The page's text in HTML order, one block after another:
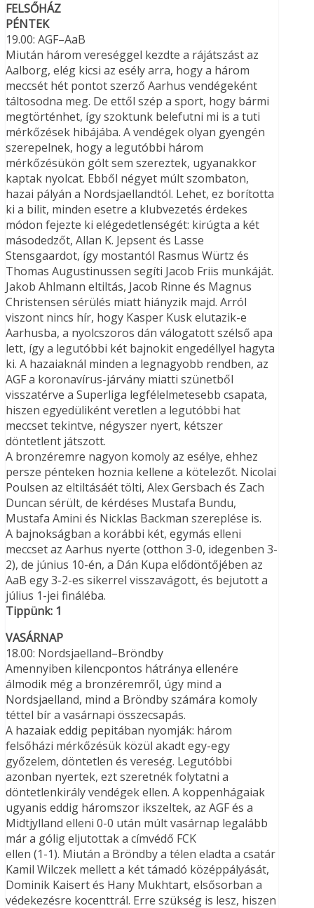
FELSŐHÁZ
PÉNTEK
19.00: AGF–AaB
Miután három vereséggel kezdte a rájátszást az
Aalborg, elég kicsi az esély arra, hogy a három
meccsét hét pontot szerző Aarhus vendégeként
táltosodna meg. De ettől szép a sport, hogy bármi
megtörténhet, így szoktunk belefutni mi is a tuti
mérkőzések hibájába. A vendégek olyan gyengén
szerepelnek, hogy a legutóbbi három
mérkőzésükön gólt sem szereztek, ugyanakkor
kaptak nyolcat. Ebből négyet múlt szombaton,
hazai pályán a Nordsjaellandtól. Lehet, ez borította
ki a bilit, minden esetre a klubvezetés érdekes
módon fejezte ki elégedetlenségét: kirúgta a két
másodedzőt, Allan K. Jepsent és Lasse
Stensgaardot, így mostantól Rasmus Würtz és
Thomas Augustinussen segíti Jacob Friis munkáját.
Jakob Ahlmann eltiltás, Jacob Rinne és Magnus
Christensen sérülés miatt hiányzik majd. Arról
viszont nincs hír, hogy Kasper Kusk elutazik-e
Aarhusba, a nyolcszoros dán válogatott szélső apa
lett, így a legutóbbi két bajnokit engedéllyel hagyta
ki. A hazaiaknál minden a legnagyobb rendben, az
AGF a koronavírus-járvány miatti szünetből
visszatérve a Superliga legfélelmetesebb csapata,
hiszen egyedüliként veretlen a legutóbbi hat
meccset tekintve, négyszer nyert, kétszer
döntetlent játszott.
A bronzéremre nagyon komoly az esélye, ehhez
persze pénteken hoznia kellene a kötelezőt. Nicolai
Poulsen az eltiltásáét tölti, Alex Gersbach és Zach
Duncan sérült, de kérdéses Mustafa Bundu,
Mustafa Amini és Nicklas Backman szereplése is.
A bajnokságban a korábbi két, egymás elleni
meccset az Aarhus nyerte (otthon 3-0, idegenben 3-
2), de június 10-én, a Dán Kupa elődöntőjében az
AaB egy 3-2-es sikerrel visszavágott, és bejutott a
július 1-jei fináléba.
Tippünk: 1
VASÁRNAP
18.00: Nordsjaelland–Bröndby
Amennyiben kilencpontos hátránya ellenére
álmodik még a bronzéremről, úgy mind a
Nordsjaelland, mind a Bröndby számára komoly
téttel bír a vasárnapi összecsapás.
A hazaiak eddig pepitában nyomják: három
felsőházi mérkőzésük közül akadt egy-egy
győzelem, döntetlen és vereség. Legutóbbi
azonban nyertek, ezt szeretnék folytatni a
döntetlenkirály vendégek ellen. A koppenhágaiak
ugyanis eddig háromszor ikszeltek, az AGF és a
Midtjylland elleni 0-0 után múlt vasárnap legalább
már a gólig eljutottak a címvédő FCK
ellen (1-1). Miután a Bröndby a télen eladta a csatár
Kamil Wilczek mellett a két támadó középpályását,
Dominik Kaisert és Hany Mukhtart, elsősorban a
védekezésre kocenttrál. Erre szükség is lesz, hiszen